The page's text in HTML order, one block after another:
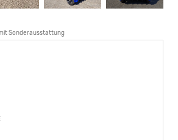
Sonderausstattung